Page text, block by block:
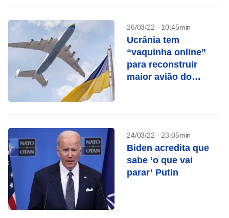
26/03/22 - 10:45min
Ucrânia tem
“vaquinha online”
para reconstruir
maior avião do
24/03/22 - 23:05min
Biden acredita que
sabe ‘o que vai
parar’ Putin